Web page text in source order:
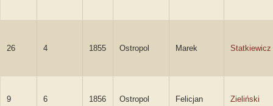
26 4 1855 Ostropol Marek Statkiewicz
9 6 1856 Ostropol Felicjan Zieliński